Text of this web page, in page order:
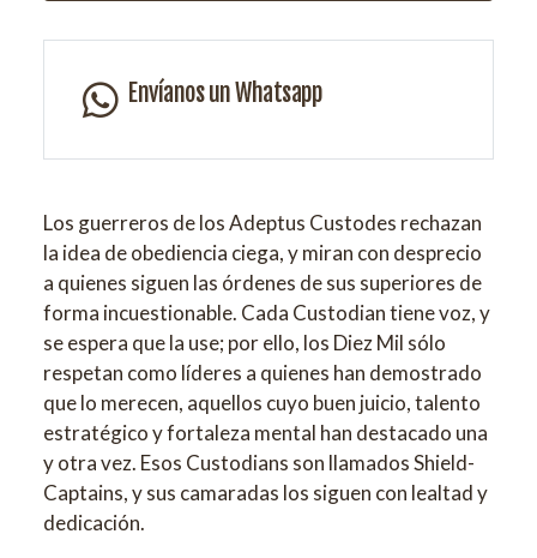
Envíanos un Whatsapp
Los guerreros de los Adeptus Custodes rechazan
la idea de obediencia ciega, y miran con desprecio
a quienes siguen las órdenes de sus superiores de
forma incuestionable. Cada Custodian tiene voz, y
se espera que la use; por ello, los Diez Mil sólo
respetan como líderes a quienes han demostrado
que lo merecen, aquellos cuyo buen juicio, talento
estratégico y fortaleza mental han destacado una
y otra vez. Esos Custodians son llamados Shield-
Captains, y sus camaradas los siguen con lealtad y
dedicación.